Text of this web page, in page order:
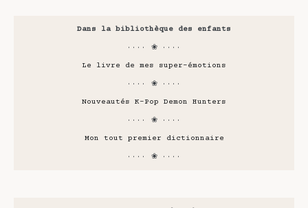
Dans la bibliothèque des enfants
···· ❀ ····
Le livre de mes super-émotions
···· ❀ ····
Nouveautés K-Pop Demon Hunters
···· ❀ ····
Mon tout premier dictionnaire
···· ❀ ····